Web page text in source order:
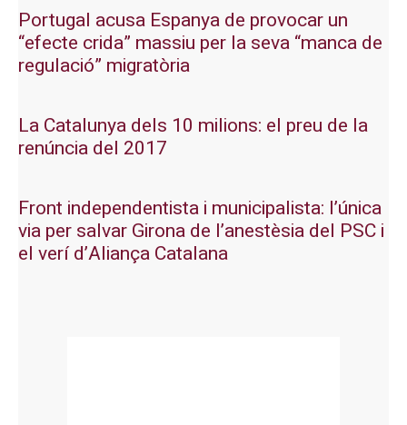
Portugal acusa Espanya de provocar un
“efecte crida” massiu per la seva “manca de
regulació” migratòria
La Catalunya dels 10 milions: el preu de la
renúncia del 2017
Front independentista i municipalista: l’única
via per salvar Girona de l’anestèsia del PSC i
el verí d’Aliança Catalana